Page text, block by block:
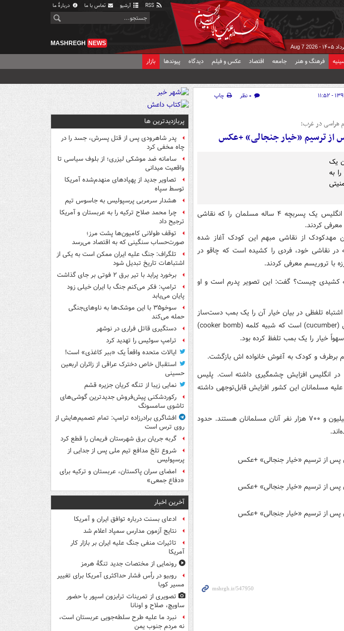
آرشیو تماس با ما دربارهٔ ما
Aug 7 2026
MASHREGH NEWS
فرهنگ و هنر جامعه اقتصاد عکس و فیلم دیدگاه پیوندها بازار
۰ نظر
چاپ
هراسی در غرب؛
از ترسیم «خیار جنجالی» +عکس
یک
به
مسئولان مهد کودکی در انگلیس یک پسربچه ۴ ساله مسلمان را که نقاشی
کردند.
مهدکودک از نقاشی مبهم این کودک آغاز شده
به تصور اینکه این کودک ۴ ساله در نقاشی خود، فردی را کشیده است که چاقو در
با تروریسم معرفی کردند.
کشیدی چیست؟ گفت: این تصویر پدرم است و او
تلفظی در بیان خیار آن را یک بمب دست‌ساز
معرفی کرده است. لفظ خیار در زبان انگلیسی (cucumber) است که شبیه کلمه (cooker bomb)
خیار را یک بمب تلفظ کرده بود.
برطرف و کودک به آغوش خانواده اش بازگشت.
انگلیس افزایش چشمگیری داشته است. پلیس
مسلمانان این کشور افزایش قابل‌توجهی داشته
انگلیس ۶۴ میلیون نفر جمعیت دارد که ۲ میلیون و ۷۰۰ هزار نفر آنان مسلمانان هستند. حدود
پربازدیدترین ها
پدر شاهرودی پس از قتل پسرش، جسد را در
چاه مخفی کرد
سامانه ضد موشکی لیزری؛ از بلوف سیاسی تا
واقعیت میدانی
تصاویر جدید از پهپادهای منهدم‌شده آمریکا
توسط سپاه
هشدار سرمربی پرسپولیس به جاسوس تیم
چرا محمد صلاح ترکیه را به عربستان و آمریکا
ترجیح داد
توقف طولانی کامیون‌ها پشت مرز؛
صورت‌حساب سنگینی که به اقتصاد می‌رسد
تلگراف: جنگ علیه ایران ممکن است به یکی از
اشتباهات تاریخ تبدیل شود
برخورد پراید با تیر برق ۲ فوتی بر جای گذاشت
ترامپ: فکر می‌کنم جنگ با ایران خیلی زود
پایان می‌یابد
سوخو۳۵ با این موشک‌ها به ناوهای‌جنگی
حمله می‌کند
دستگیری قاتل فراری در نوشهر
ترامپ سوئیس را تهدید کرد
ایالات متحده واقعاً یک «ببر کاغذی» است!
استقبال خاص دخترک عراقی از زائران اربعین
حسینی
نمایی زیبا از تنگه کریان جزیره قشم
رکوردشکنی پیش‌فروش جدیدترین گوشی‌های
تاشوی سامسونگ
افشاگری برادرزاده ترامپ: تمام تصمیم‌هایش از
روی ترس است
گربه جریان برق شهرستان فریمان را قطع کرد
شروع تلخ مدافع تیم ملی پس از جدایی از
پرسپولیس
امضای سران پاکستان، عربستان و ترکیه برای
«دفاع جمعی»
آخرین اخبار
ادعای بسنت درباره توافق ایران و آمریکا
نتایج آزمون مدارس سمپاد اعلام شد
تاثیرات منفی جنگ علیه ایران بر بازار کار
آمریکا
رونمایی از مختصات جدید تنگۀ هرمز
روبیو در رأس فشار حداکثری آمریکا برای تغییر
مسیر کوبا
تصویری از تمرینات ترابزون اسپور با حضور
ساویچ، صلاح و اونانا
نبرد ما علیه طرح سلطه‌جویی عربستان است،
نه مردم جنوب یمن